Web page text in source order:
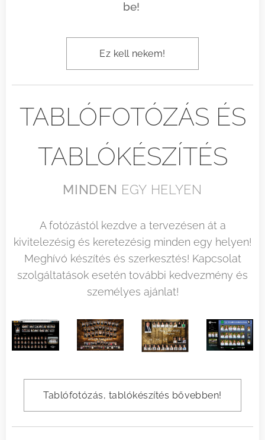
be!
Ez kell nekem!
TABLÓFOTÓZÁS ÉS
TABLÓKÉSZÍTÉS
MINDEN EGY HELYEN
A fotózástól kezdve a tervezésen át a
kivitelezésig és keretezésig minden egy helyen!
Meghívó készítés és szerkesztés! Kapcsolat
szolgáltatások esetén további kedvezmény és
személyes ajánlat!
Tablófotózás, tablókészítés bővebben!